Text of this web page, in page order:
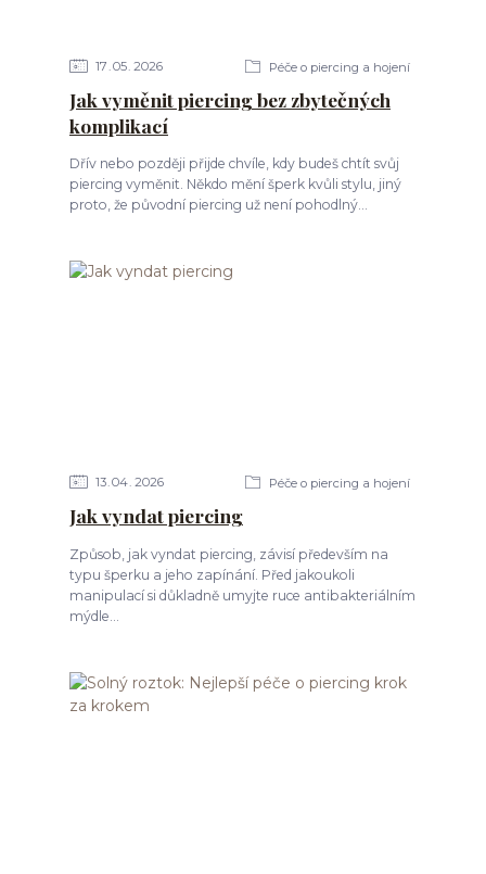
17 05 2026 Péče o piercing a hojení
Jak vyměnit piercing bez zbytečných
komplikací
Dřív nebo později přijde chvíle, kdy budeš chtít svůj
piercing vyměnit. Někdo mění šperk kvůli stylu, jiný
proto, že původní piercing už není pohodlný...
13 04 2026 Péče o piercing a hojení
Jak vyndat piercing
Způsob, jak vyndat piercing, závisí především na
typu šperku a jeho zapínání. Před jakoukoli
manipulací si důkladně umyjte ruce antibakteriálním
mýdle...